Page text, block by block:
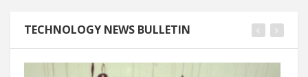
TECHNOLOGY NEWS BULLETIN